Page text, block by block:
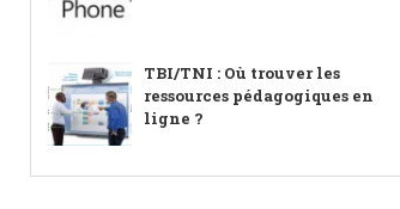
TBI/TNI : Où trouver les
ressources pédagogiques en
ligne ?